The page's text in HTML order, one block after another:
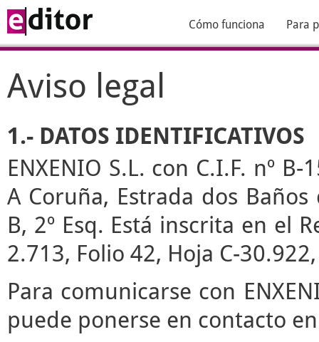
Cómo funciona Para
Aviso legal
1.- DATOS IDENTIFICATIVOS
ENXENIO S.L. con C.I.F. nº
A Coruña, Estrada dos
B, 2º Esq. Está inscrita en el
2.713, Folio 42, Hoja C-
Para comunicarse con
puede ponerse en contacto